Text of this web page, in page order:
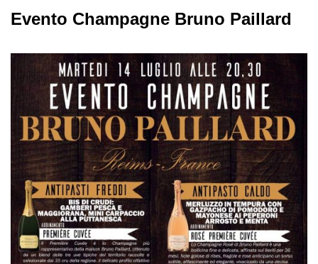
Evento Champagne Bruno Paillard